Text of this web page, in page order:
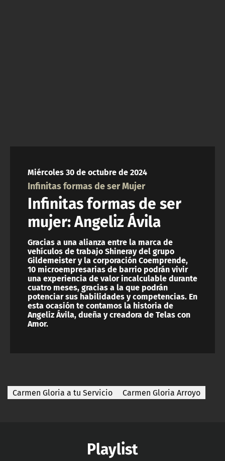
Miércoles 30 de octubre de 2024
Infinitas formas de ser Mujer
Infinitas formas de ser
mujer: Angeliz Ávila
Gracias a una alianza entre la marca de
vehículos de trabajo Shineray del grupo
Gildemeister y la corporación Coemprende,
10 microempresarias de barrio podrán vivir
una experiencia de valor incalculable durante
cuatro meses, gracias a la que podrán
potenciar sus habilidades y competencias. En
esta ocasión te contamos la historia de
Angeliz Ávila, dueña y creadora de Telas con
Amor.
Carmen Gloria a tu Servicio Carmen Gloria Arroyo
Playlist